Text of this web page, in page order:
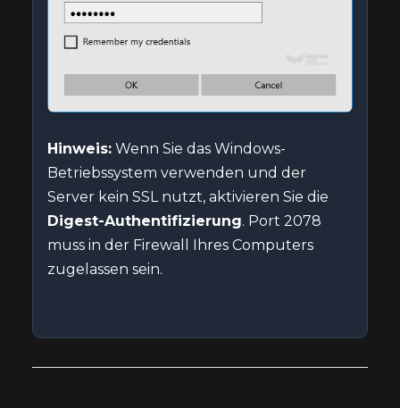
Hinweis: Wenn Sie das Windows-
Betriebssystem verwenden und der
Server kein SSL nutzt, aktivieren Sie die
Digest-Authentifizierung. Port 2078
muss in der Firewall Ihres Computers
zugelassen sein.